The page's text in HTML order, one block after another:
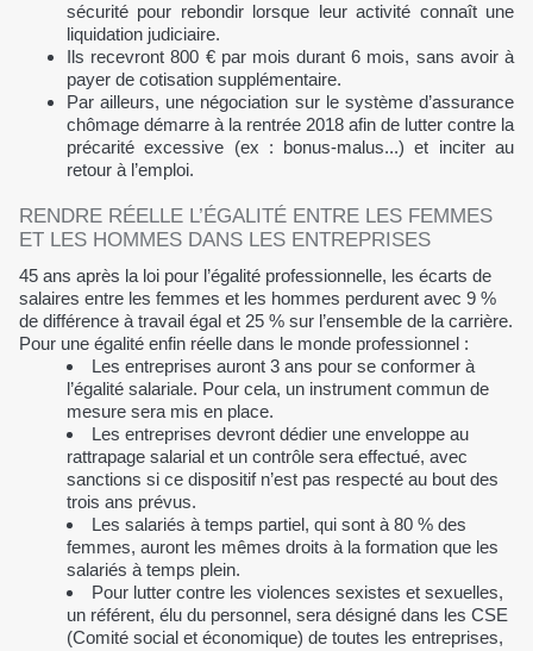
sécurité pour rebondir lorsque leur activité connaît une
liquidation judiciaire.
Ils recevront 800 € par mois durant 6 mois, sans avoir à
payer de cotisation supplémentaire.
Par ailleurs, une négociation sur le système d’assurance
chômage démarre à la rentrée 2018 afin de lutter contre la
précarité excessive (ex : bonus-malus...) et inciter au
retour à l’emploi.
RENDRE RÉELLE L’ÉGALITÉ ENTRE LES FEMMES
ET LES HOMMES DANS LES ENTREPRISES
45 ans après la loi pour l’égalité professionnelle, les écarts de
salaires entre les femmes et les hommes perdurent avec 9 %
de différence à travail égal et 25 % sur l’ensemble de la carrière.
Pour une égalité enfin réelle dans le monde professionnel :
Les entreprises auront 3 ans pour se conformer à
l’égalité salariale. Pour cela, un instrument commun de
mesure sera mis en place.
Les entreprises devront dédier une enveloppe au
rattrapage salarial et un contrôle sera effectué, avec
sanctions si ce dispositif n’est pas respecté au bout des
trois ans prévus.
Les salariés à temps partiel, qui sont à 80 % des
femmes, auront les mêmes droits à la formation que les
salariés à temps plein.
Pour lutter contre les violences sexistes et sexuelles,
un référent, élu du personnel, sera désigné dans les CSE
(Comité social et économique) de toutes les entreprises,